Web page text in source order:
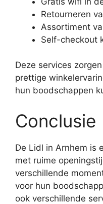
Retourneren
Assortiment
Self-checkout
Deze services
prettige
hun boodschappen
Conclusie
De Lidl in Arnhem is
met ruime
verschillende
voor hun
ook verschillende